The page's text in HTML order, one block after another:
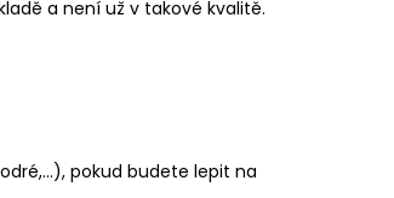
a není už v takové kvalitě.
pokud budete lepit na